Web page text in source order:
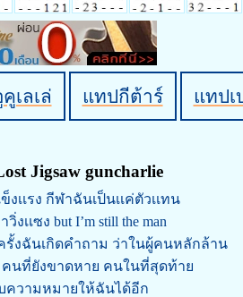
เลเล่ แทปกีต้าร์ แทปเ
Jigsaw guncharlie
งเเรง กีฬาฉันเป็นเเค่ตัวเเทน
งเเซง but I’m still the man
ครั้งฉันเกิดคำถาม ว่าในผู้คนหลักล้าน
คนที่ยังขาดหาย คนในที่สุดท้าย
ความหมายให้ฉันได้อีก